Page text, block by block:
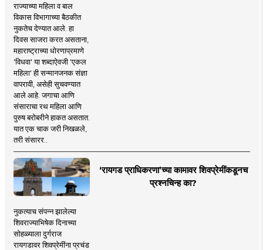
राज्याच्या महिला व बाल
विकास विभागाच्या बैठकीत
नुकतेच देण्यात आले. हा
दिवस साजरा करत असताना,
महाराष्ट्राच्या धोरणाप्रमाणे
'विधवा' या शब्दाऐवजी 'एकल
महिला' ही सन्मानजनक संज्ञा
वापरावी, असेही सुचवण्यात
आले आहे. जगाचा आणि
संसाराचा रथ महिला आणि
पुरुष बरोबरीने हाकत असतात.
यात एक चाक जरी निखळले,
तरी संसारर..
‘रायगड प्राधिकरणा’च्या कामावर शिवप्रेमींकडूनच
प्रश्नचिन्ह का?
नुकत्याच संपन्न झालेल्या
शिवराज्याभिषेक दिनाच्या
सोहळ्याला दुर्गराज
रायगडावर शिवप्रेमींना प्रचंड